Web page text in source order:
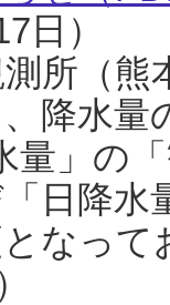
日）
所（熊
降水
量」の
日降
なっ